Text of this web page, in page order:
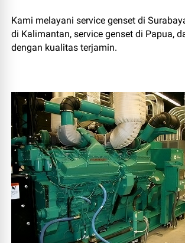
Kami melayani service genset di
di Kalimantan, service genset di Papua,
dengan kualitas terjamin.